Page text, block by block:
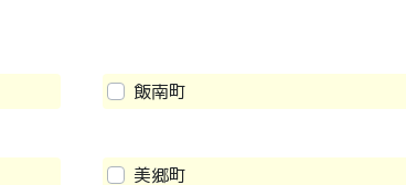
飯南町
美郷町